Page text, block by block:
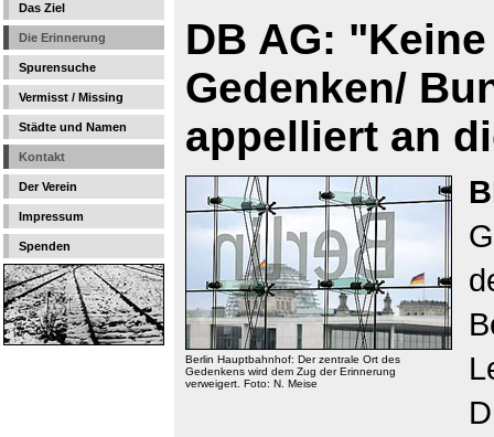
Das Ziel
Die Erinnerung
Spurensuche
Vermisst / Missing
Städte und Namen
Kontakt
Der Verein
Impressum
Spenden
DB AG:
Gedenken/
appelliert an
Berlin Hauptbahnhof: Der zentrale Ort des
Gedenkens wird dem Zug der Erinnerung
verweigert. Foto: N. Meise